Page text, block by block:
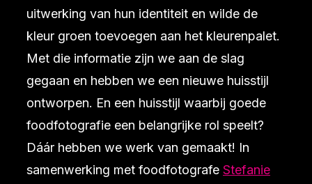
uitwerking van hun identiteit en wilde de
kleur groen toevoegen aan het kleurenpalet.
Met die informatie zijn we aan de slag
gegaan en hebben we een nieuwe huisstijl
ontworpen. En een huisstijl waarbij goede
foodfotografie een belangrijke rol speelt?
Dáár hebben we werk van gemaakt! In
samenwerking met foodfotografe Stefanie